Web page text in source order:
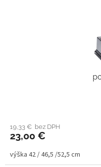
19,33 € bez DPH
23,00 €
výška 42 / 46,5 /52,5 cm